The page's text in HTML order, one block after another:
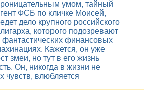
умом, тайный
ФСБ по кличке Моисей,
дело крупного российского
которого подозревают
фантастических финансовых
Кажется, он уже
змеи, но тут в его жизнь
Он, никогда в жизни не
влюбляется